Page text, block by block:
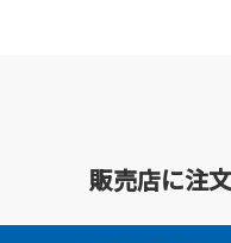
販売店に注